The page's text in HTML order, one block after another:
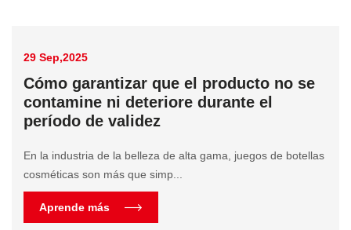
29 Sep,2025
Cómo garantizar que el producto no se
contamine ni deteriore durante el
período de validez
En la industria de la belleza de alta gama, juegos de botellas
cosméticas son más que simp...
Aprende más